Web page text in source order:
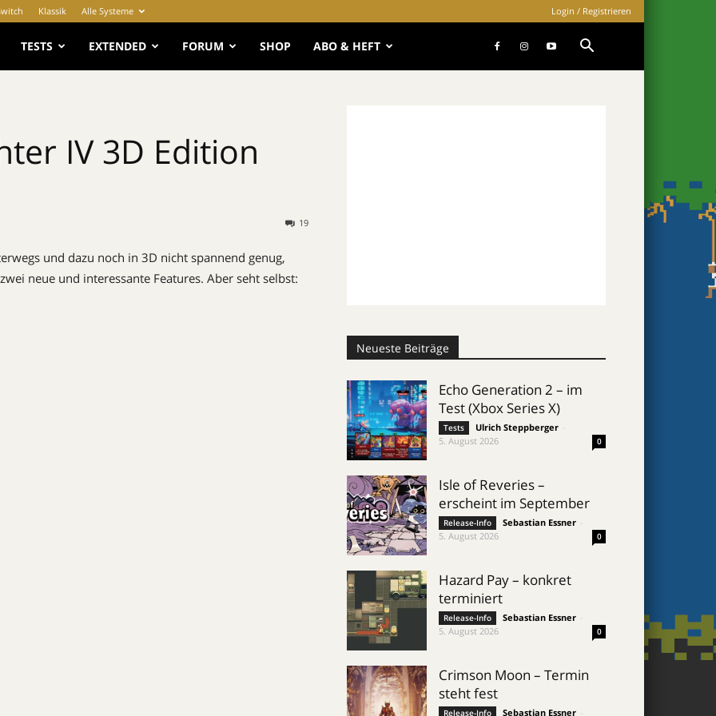
Klassik Alle Systeme Login / Registrieren
TESTS EXTENDED FORUM SHOP ABO & HEFT
IV 3D Edition
19
und dazu noch in 3D nicht spannend genug,
neue und interessante Features. Aber seht selbst:
Neueste Beiträge
Echo Generation 2 – im
Test (Xbox Series X)
Tests Ulrich Steppberger
5. August 2026
0
Isle of Reveries –
erscheint im September
Release-Info Sebastian Essner
5. August 2026
0
Hazard Pay – konkret
terminiert
Release-Info Sebastian Essner
5. August 2026
0
Crimson Moon – Termin
steht fest
Release-Info Sebastian Essner